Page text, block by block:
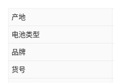
产地
电池类型
品牌
货号